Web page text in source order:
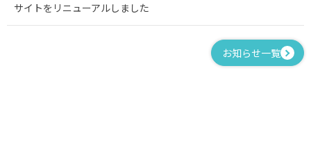
サイトをリニューアルしました
お知らせ一覧